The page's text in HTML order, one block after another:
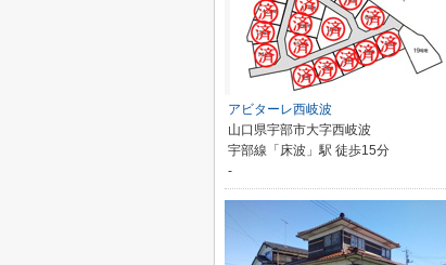
アビターレ西岐波
山口県宇部市大字西岐波
宇部線「床波」駅 徒歩15分
-